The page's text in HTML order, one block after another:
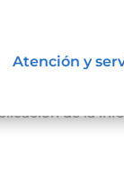
Atención y
de la